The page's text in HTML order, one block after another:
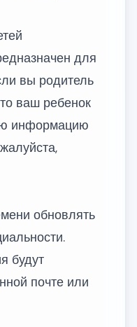
для
вы родитель
ваш ребенок
информацию
обновлять
будут
почте или